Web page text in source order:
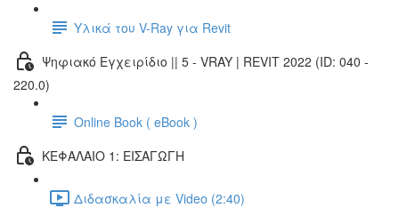
Υλικά του V-Ray για Revit
Ψηφιακό Εγχειρίδιο || 5 - VRAY | REVIT 2022 (ID: 040 -
220.0)
Online Book ( eBook )
ΚΕΦΑΛΑΙΟ 1: ΕΙΣΑΓΩΓΗ
Διδασκαλία με Video (2:40)